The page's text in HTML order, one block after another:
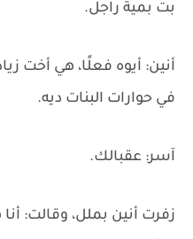
بت بمية راجل.
أنين: أيوه فعلًا، هي أخت
في حوارات البنات ديه.
آسر: عقبالك.
زفرت أنين بملل، وقالت: